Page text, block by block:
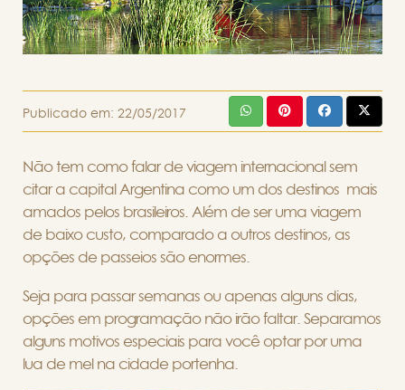
Publicado em: 22/05/2017
Não tem como falar de viagem internacional sem
citar a capital Argentina como um dos destinos mais
amados pelos brasileiros. Além de ser uma viagem
de baixo custo, comparado a outros destinos, as
opções de passeios são enormes.
Seja para passar semanas ou apenas alguns dias,
opções em programação não irão faltar. Separamos
alguns motivos especiais para você optar por uma
lua de mel na cidade portenha.